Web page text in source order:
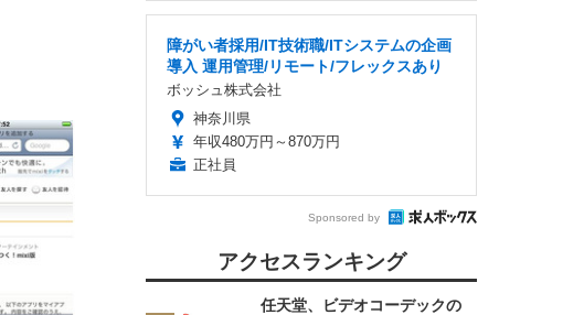
オフィスチェ
クチェア 肘なし メ
通気性 ランバーサ
き 腰サポート ガ
スター付き コンパ
52×奥行58.5×高さ
テレワーク 在
280Hz/FHD】
SHOOTER
24” Essential ゲ
ー QD 24.5インチ
ドット 残像低減 (3
証 | 日本メーカー)
オーヤマ ペット
超厚型 お徳用 レギ
200枚入
限定】
障がい者採用/IT技術職/ITシステムの企画
導入 運用管理/リモート/フレックスあり
ボッシュ株式会社
神奈川県
年収480万円～870万円
正社員
Sponsored by
アクセスランキング
任天堂、ビデオコーデックの